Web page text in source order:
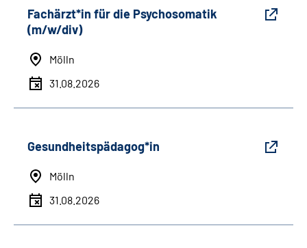
Fachärzt*in für die Psychosomatik
(m/w/div)
Mölln
31.08.2026
Gesundheitspädagog*in
Mölln
31.08.2026